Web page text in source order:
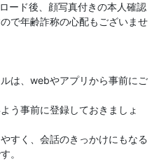
ード後、顔写真付きの本人確認
で年齢詐称の心配もございませ
は、webやアプリから事前にご
う事前に登録しておきましょ
すく、会話のきっかけにもなる
。